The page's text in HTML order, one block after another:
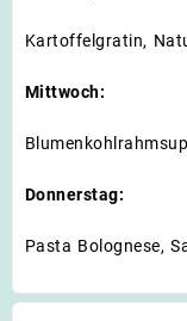
Kartoffelgratin,
Mittwoch:
Donnerstag:
Pasta Bolognese,